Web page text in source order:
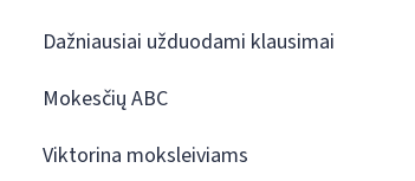
Dažniausiai užduodami klausimai
Mokesčių ABC
Viktorina moksleiviams